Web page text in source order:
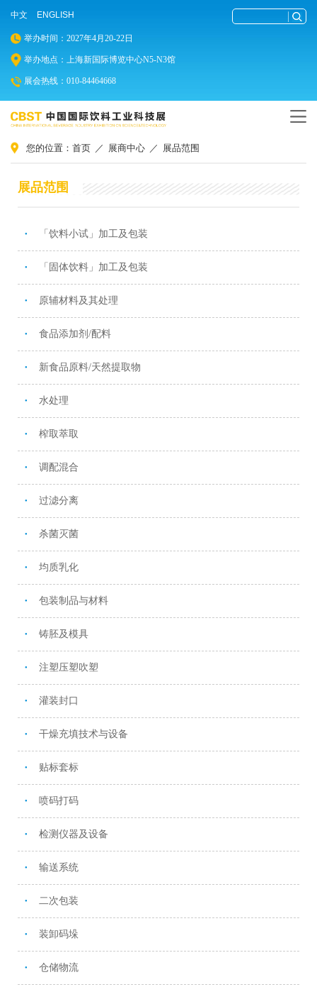
中文 ENGLISH
举办时间：2027年4月20-22日
举办地点：上海新国际博览中心N5-N3馆
展会热线：010-84464668
您的位置： 首页 ／ 展商中心 ／ 展品范围
展品范围
● 「饮料小试」加工及包装
● 「固体饮料」加工及包装
● 原辅材料及其处理
● 食品添加剂/配料
● 新食品原料/天然提取物
● 水处理
● 榨取萃取
● 调配混合
● 过滤分离
● 杀菌灭菌
● 均质乳化
● 包装制品与材料
● 铸胚及模具
● 注塑压塑吹塑
● 灌装封口
● 干燥充填技术与设备
● 贴标套标
● 喷码打码
● 检测仪器及设备
● 输送系统
● 二次包装
● 装卸码垛
● 仓储物流